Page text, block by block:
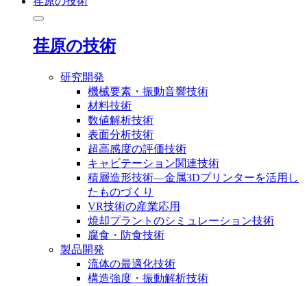
荏原の技術
研究開発
機械要素・振動音響技術
材料技術
数値解析技術
表面分析技術
超高感度の評価技術
キャビテーション関連技術
積層造形技術―金属3Dプリンターを活用し
たものづくり
VR技術の産業応用
焼却プラントのシミュレーション技術
腐食・防食技術
製品開発
流体の最適化技術
構造強度・振動解析技術